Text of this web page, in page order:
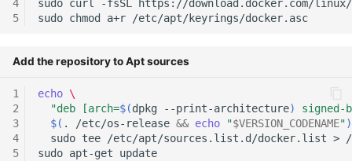
Mai 2023
Februar 2023
sudo curl -fsSL
https://download.docker.com/linux/
sudo chmod a+r
Add the repository to Apt sources
echo \
"deb [arch=$(dpkg --print-architecture)
signed-
$( . /etc/os-release && echo "$VERSION_CODENAME")
sudo tee /etc/apt/sources.list.d/docker.list >
sudo apt-get